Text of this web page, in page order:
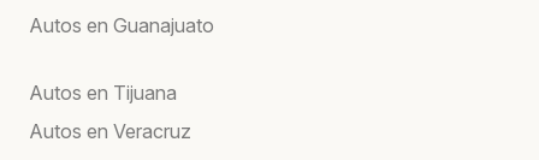
Autos en Guanajuato
Autos en Tijuana
Autos en Veracruz